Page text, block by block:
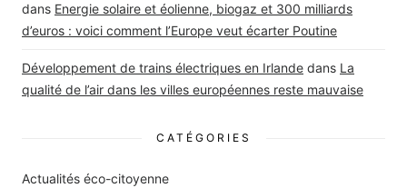
dans Energie solaire et éolienne, biogaz et 300 milliards
d’euros : voici comment l’Europe veut écarter Poutine
Développement de trains électriques en Irlande dans La
qualité de l’air dans les villes européennes reste mauvaise
CATÉGORIES
Actualités éco-citoyenne